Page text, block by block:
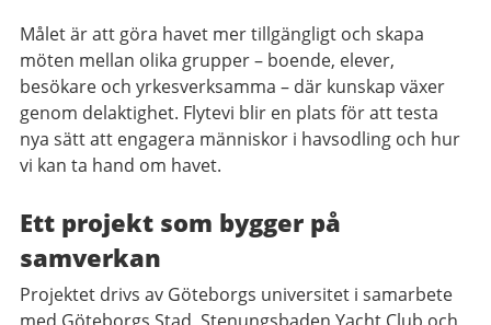
Målet är att göra havet mer tillgängligt och skapa
möten mellan olika grupper – boende, elever,
besökare och yrkesverksamma – där kunskap växer
genom delaktighet. Flytevi blir en plats för att testa
nya sätt att engagera människor i havsodling och hur
vi kan ta hand om havet.
Ett projekt som bygger på
samverkan
Projektet drivs av Göteborgs universitet i samarbete